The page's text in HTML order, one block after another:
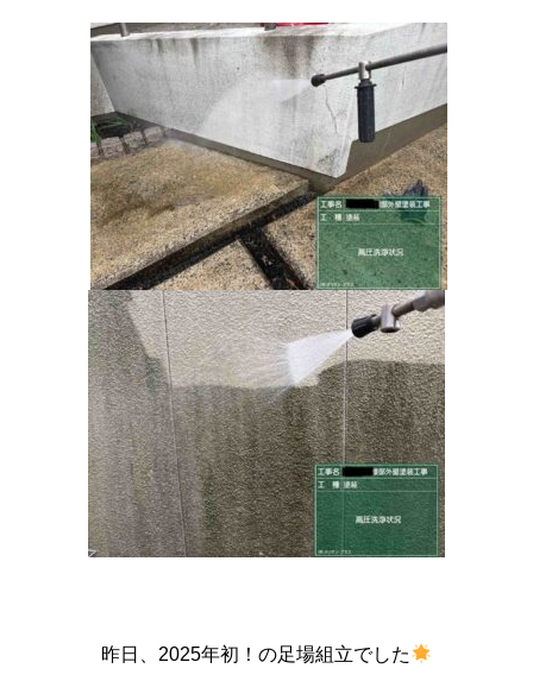
昨日、2025年初！の足場組立でした